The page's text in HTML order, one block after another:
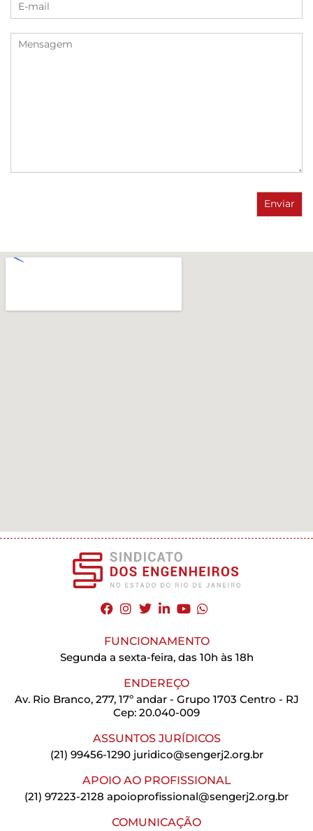
FUNCIONAMENTO
Segunda a sexta-feira, das 10h às 18h
ENDEREÇO
Av. Rio Branco, 277, 17º andar - Grupo 1703 Centro - RJ
Cep: 20.040-009
ASSUNTOS JURÍDICOS
(21) 99456-1290 juridico@sengerj2.org.br
APOIO AO PROFISSIONAL
(21) 97223-2128 apoioprofissional@sengerj2.org.br
COMUNICAÇÃO